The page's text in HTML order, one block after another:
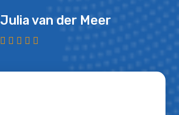
Julia van der Meer